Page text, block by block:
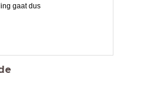
gaat dus